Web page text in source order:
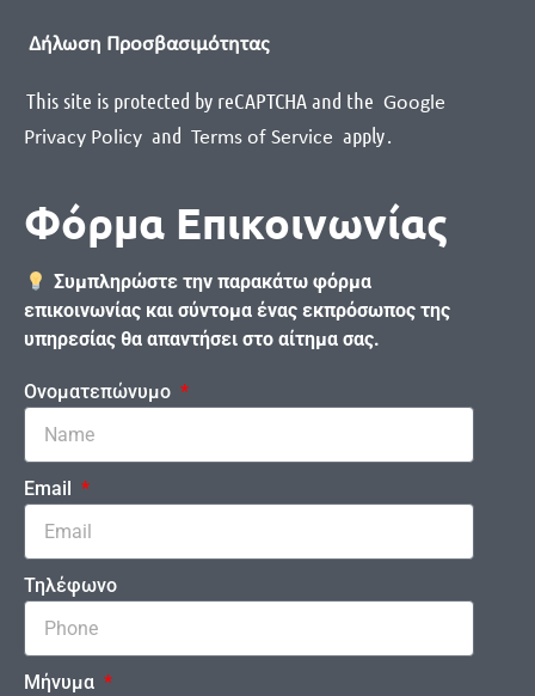
Δήλωση Προσβασιμότητας
This site is protected by reCAPTCHA and the Google
Privacy Policy and Terms of Service apply.
Φόρμα Επικοινωνίας
Συμπληρώστε την παρακάτω φόρμα
επικοινωνίας και σύντομα ένας εκπρόσωπος της
υπηρεσίας θα απαντήσει στο αίτημα σας.
Ονοματεπώνυμο
Email
Τηλέφωνο
Μήνυμα